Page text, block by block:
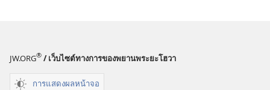
JW.ORG® / เว็บไซต์ทางการของพยานพระยะโฮวา
การแสดงผลหน้าจอ